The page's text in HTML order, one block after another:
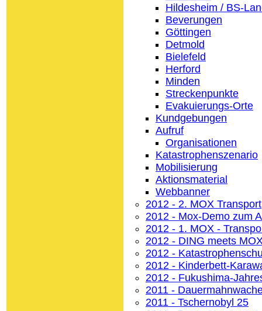
Hildesheim / BS-
Beverungen
Göttingen
Detmold
Bielefeld
Herford
Minden
Streckenpunkte
Evakuierungs-Orte
Kundgebungen
Aufruf
Organisationen
Katastrophenszenario
Mobilisierung
Aktionsmaterial
Webbanner
2012 - 2. MOX Transport
2012 - Mox-Demo zum
2012 - 1. MOX -
2012 - DING meets
2012 -
2012 - Kinderbett-
2012 - Fukushima-
2011 -
2011 - Tschernobyl 25